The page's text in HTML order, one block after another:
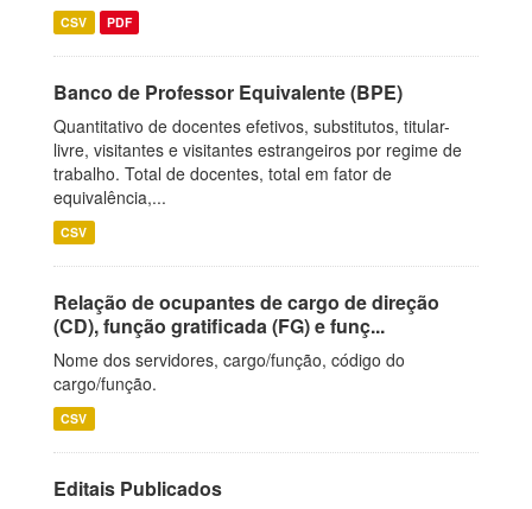
CSV PDF
Banco de Professor Equivalente (BPE)
Quantitativo de docentes efetivos, substitutos, titular-
livre, visitantes e visitantes estrangeiros por regime de
trabalho. Total de docentes, total em fator de
equivalência,...
CSV
Relação de ocupantes de cargo de direção
(CD), função gratificada (FG) e funç...
Nome dos servidores, cargo/função, código do
cargo/função.
CSV
Editais Publicados